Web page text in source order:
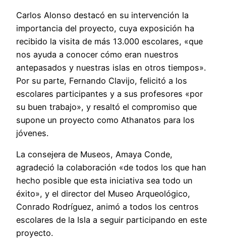
Carlos Alonso destacó en su intervención la
importancia del proyecto, cuya exposición ha
recibido la visita de más 13.000 escolares, «que
nos ayuda a conocer cómo eran nuestros
antepasados y nuestras islas en otros tiempos».
Por su parte, Fernando Clavijo, felicitó a los
escolares participantes y a sus profesores «por
su buen trabajo», y resaltó el compromiso que
supone un proyecto como Athanatos para los
jóvenes.
La consejera de Museos, Amaya Conde,
agradeció la colaboración «de todos los que han
hecho posible que esta iniciativa sea todo un
éxito», y el director del Museo Arqueológico,
Conrado Rodríguez, animó a todos los centros
escolares de la Isla a seguir participando en este
proyecto.